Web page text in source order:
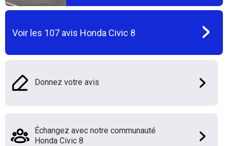
Voir les 107 avis Honda Civic 8
Donnez votre avis
Échangez avec notre communauté
Honda Civic 8